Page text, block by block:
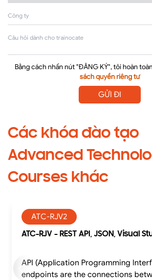
Bằng cách nhấn nút "ĐĂNG KÝ", tôi hoàn
sách quyền riêng tư
GỬI ĐI
Các khóa đào tạo
Advanced
Courses khác
ATC-RJV2
ATC-RJV - REST API, JSON, Visual
API (Application Programming
endpoints are the connections